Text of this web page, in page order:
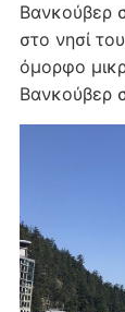
Βανκούβερ
στο νησί
όμορφο
Βανκούβερ